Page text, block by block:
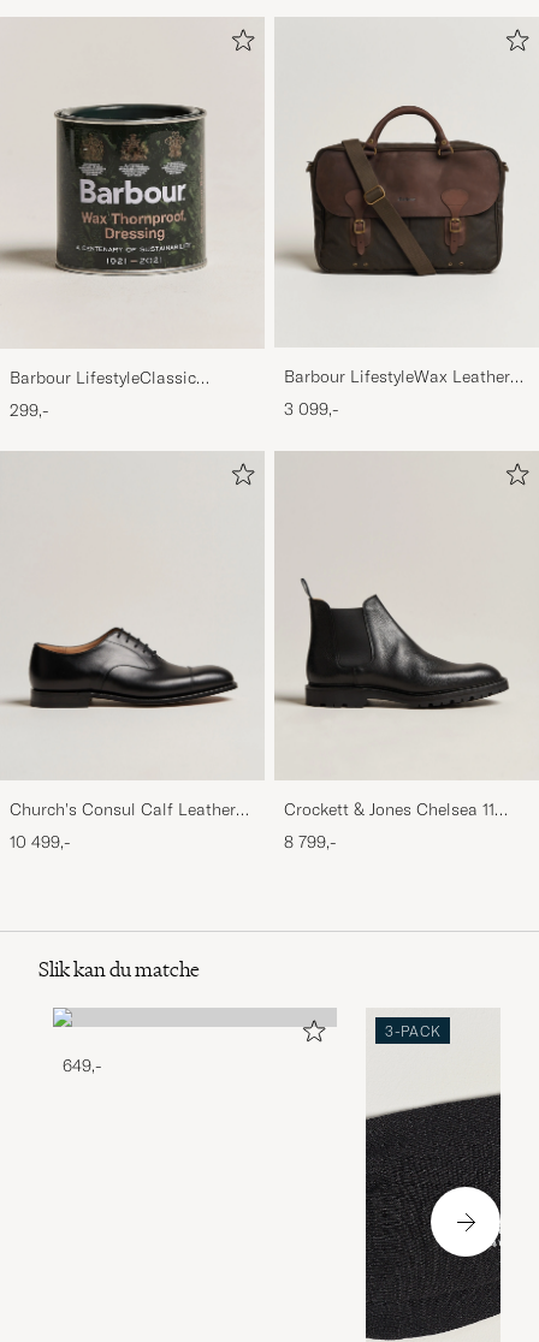
Barbour LifestyleClassic
Thornproof Dressing
299,-
Barbour LifestyleWax Leather
Briefcase Olive
3 099,-
Church's Consul Calf Leather
Oxford Black
10 499,-
Crockett & Jones Chelsea 11
Black Calf Grained
8 799,-
Slik kan du matche
649,-
3-PACK